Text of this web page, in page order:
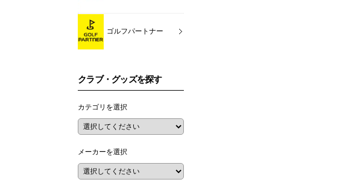
ゴルフパートナー
クラブ・グッズを探す
カテゴリを選択
メーカーを選択